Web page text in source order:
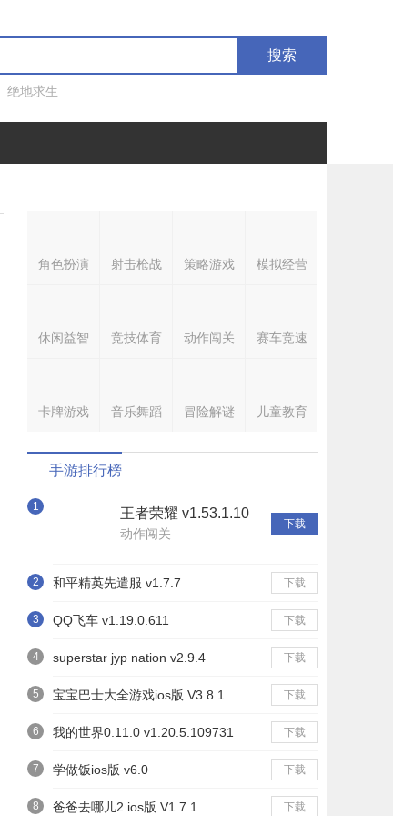
搜索
绝地求生
角色扮演 射击枪战 策略游戏 模拟经营
休闲益智 竞技体育 动作闯关 赛车竞速
卡牌游戏 音乐舞蹈 冒险解谜 儿童教育
手游排行榜
1 王者荣耀 v1.53.1.10
动作闯关
下载
2 和平精英先遣服 v1.7.7 下载
3 QQ飞车 v1.19.0.611 下载
4 superstar jyp nation v2.9.4 下载
5 宝宝巴士大全游戏ios版 V3.8.1 下载
6 我的世界0.11.0 v1.20.5.109731 下载
7 学做饭ios版 v6.0 下载
8 爸爸去哪儿2 ios版 V1.7.1 下载